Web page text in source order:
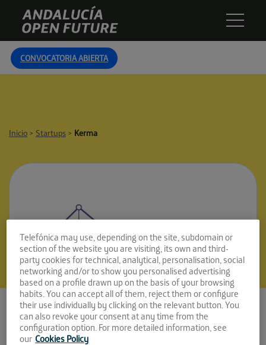
content
Andalucía
Open
Future
CONVOCATORIA ABIERTA
Inicio > Startups > Kerma
Kerma
Telefónica may use, depending on the site, subdomain or
section of the website you are visiting, its own and third-
party cookies for technical, analytical, personalisation, social
networking and/or to show you personalised advertising
based on a profile drawn up on the basis of your browsing
habits. You can accept all of them, reject them or configure
their use individually by clicking on the relevant button. You
can also revoke your consent at any time from the
configuration option. For more detailed information, see
our Cookies Policy